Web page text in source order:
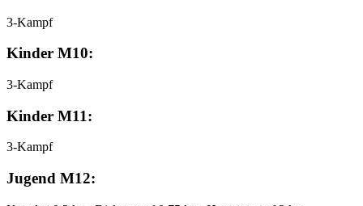
3-Kampf
Kinder M10:
3-Kampf
Kinder M11:
3-Kampf
Jugend M12: